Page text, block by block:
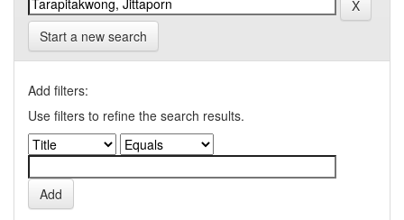
Start a new search
Add filters:
Use filters to refine the search results.